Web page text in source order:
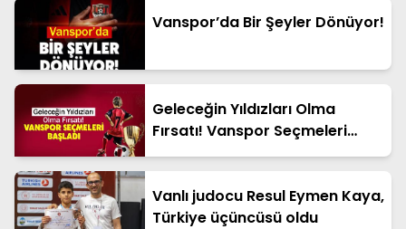
Vanspor’da Bir Şeyler Dönüyor!
Geleceğin Yıldızları Olma
Fırsatı! Vanspor Seçmeleri
Başladı
Vanlı judocu Resul Eymen Kaya,
Türkiye üçüncüsü oldu